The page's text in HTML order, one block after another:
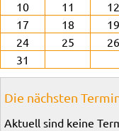
10
11 12
17
18 19
24
25 26
31
Die nächsten
Aktuell sind keine